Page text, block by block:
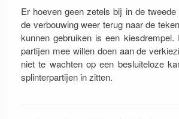
Er hoeven geen zetels bij in de
de verbouwing weer terug naar de
kunnen gebruiken is een
partijen mee willen doen aan de
niet te wachten op een besluiteloze
splinterpartijen in zitten.